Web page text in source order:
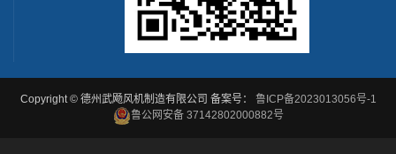
Copyright © 德州武飏风机制造有限公司 备案号： 鲁ICP备2023013056号-1
鲁公网安备 37142802000882号